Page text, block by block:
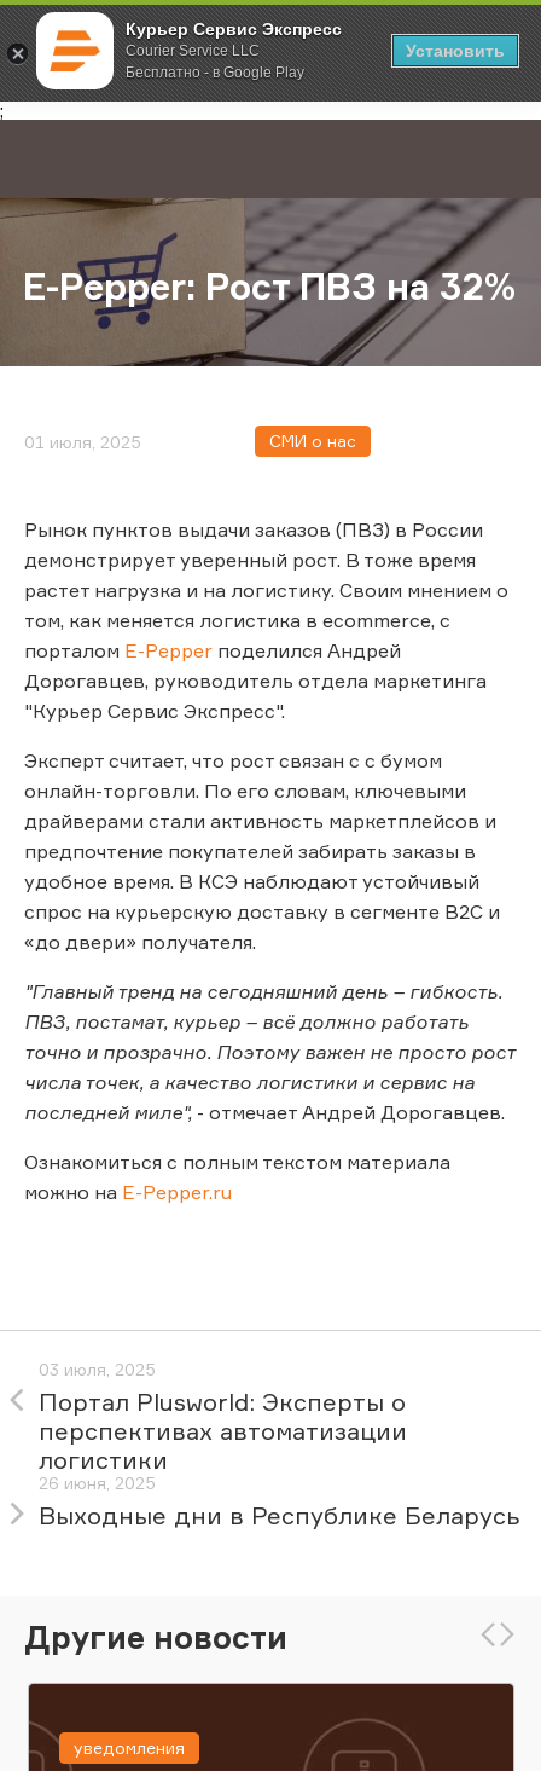
Курьер Сервис Экспресс
Courier Service LLC
Бесплатно - в Google Play
Установить
;
Главная О компании Новости E-Pepper: Рост ПВЗ на 32%
E-Pepper: Рост ПВЗ на 32%
01 июля, 2025 СМИ о нас
Рынок пунктов выдачи заказов (ПВЗ) в России
демонстрирует уверенный рост. В тоже время
растет нагрузка и на логистику. Своим мнением о
том, как меняется логистика в ecommerce, с
порталом E-Pepper поделился Андрей
Дорогавцев, руководитель отдела маркетинга
"Курьер Сервис Экспресс".
Эксперт считает, что рост связан с с бумом
онлайн-торговли. По его словам, ключевыми
драйверами стали активность маркетплейсов и
предпочтение покупателей забирать заказы в
удобное время. В КСЭ наблюдают устойчивый
спрос на курьерскую доставку в сегменте B2C и
«до двери» получателя.
"Главный тренд на сегодняшний день – гибкость.
ПВЗ, постамат, курьер – всё должно работать
точно и прозрачно. Поэтому важен не просто рост
числа точек, а качество логистики и сервис на
последней миле", - отмечает Андрей Дорогавцев.
Ознакомиться с полным текстом материала
можно на E-Pepper.ru
03 июля, 2025
Портал Plusworld: Эксперты о
перспективах автоматизации
логистики
26 июня, 2025
Выходные дни в Республике Беларусь
Другие новости
уведомления